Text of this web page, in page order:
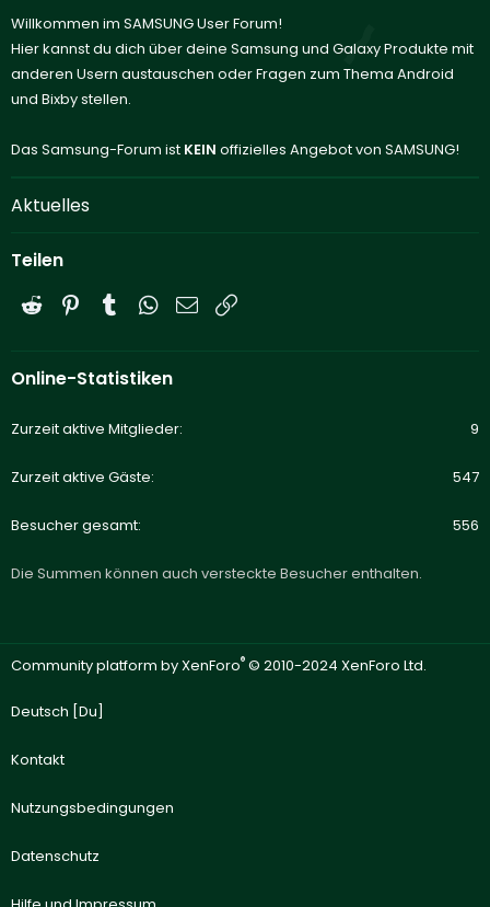
Willkommen im SAMSUNG User Forum!
Hier kannst du dich über deine Samsung und Galaxy Produkte mit
anderen Usern austauschen oder Fragen zum Thema Android
und Bixby stellen.
Das Samsung-Forum ist KEIN offizielles Angebot von SAMSUNG!
Aktuelles
Teilen
Reddit PinterestTumblrWhatsApp
E-Mail
Online-Statistiken
Zurzeit aktive Mitglieder 9
Zurzeit aktive Gäste 547
Besucher gesamt 556
Die Summen können auch versteckte Besucher enthalten.
Community platform by XenForo® © 2010-2024 XenForo Ltd.
Deutsch [Du]
Kontakt
Nutzungsbedingungen
Datenschutz